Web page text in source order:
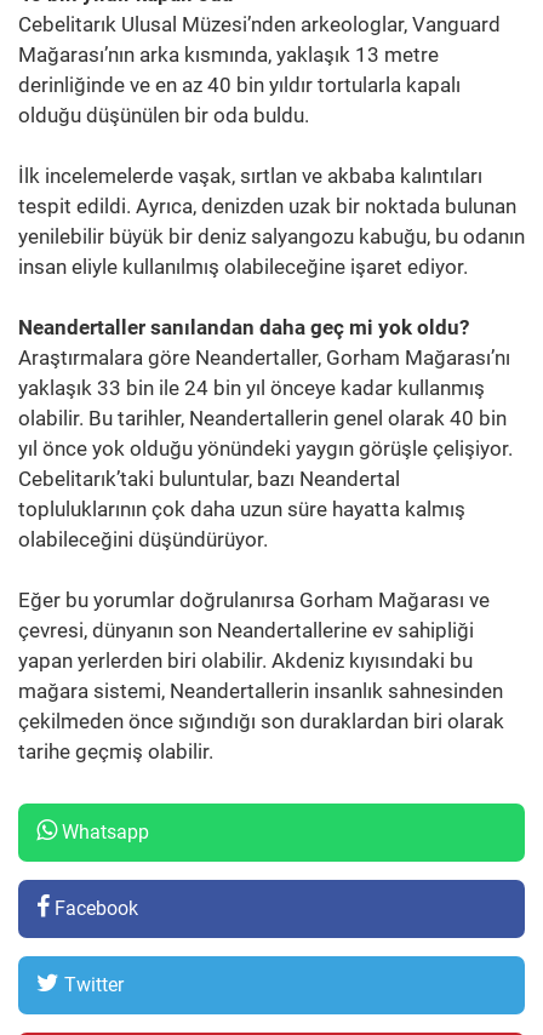
Cebelitarık Ulusal Müzesi’nden arkeologlar, Vanguard
Mağarası’nın arka kısmında, yaklaşık 13 metre
derinliğinde ve en az 40 bin yıldır tortularla kapalı
olduğu düşünülen bir oda buldu.
İlk incelemelerde vaşak, sırtlan ve akbaba kalıntıları
tespit edildi. Ayrıca, denizden uzak bir noktada bulunan
yenilebilir büyük bir deniz salyangozu kabuğu, bu odanın
insan eliyle kullanılmış olabileceğine işaret ediyor.
Neandertaller sanılandan daha geç mi yok oldu?
Araştırmalara göre Neandertaller, Gorham Mağarası’nı
yaklaşık 33 bin ile 24 bin yıl önceye kadar kullanmış
olabilir. Bu tarihler, Neandertallerin genel olarak 40 bin
yıl önce yok olduğu yönündeki yaygın görüşle çelişiyor.
Cebelitarık’taki buluntular, bazı Neandertal
topluluklarının çok daha uzun süre hayatta kalmış
olabileceğini düşündürüyor.
Eğer bu yorumlar doğrulanırsa Gorham Mağarası ve
çevresi, dünyanın son Neandertallerine ev sahipliği
yapan yerlerden biri olabilir. Akdeniz kıyısındaki bu
mağara sistemi, Neandertallerin insanlık sahnesinden
çekilmeden önce sığındığı son duraklardan biri olarak
tarihe geçmiş olabilir.
Whatsapp
Facebook
Twitter